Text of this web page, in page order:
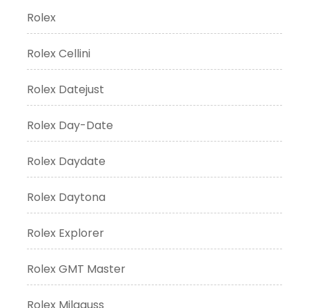
Rolex
Rolex Cellini
Rolex Datejust
Rolex Day-Date
Rolex Daydate
Rolex Daytona
Rolex Explorer
Rolex GMT Master